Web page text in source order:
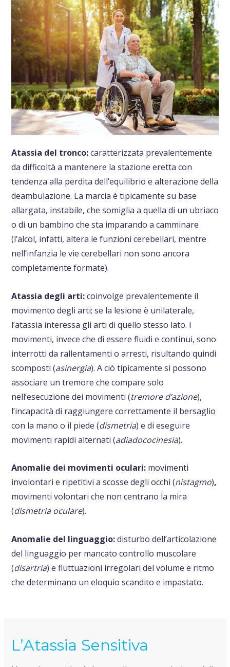
Atassia del tronco:caratterizzata prevalentemente
da difficoltà a mantenere la stazione eretta con
tendenza alla perdita dell’equilibrio e alterazione della
deambulazione. La marcia è tipicamente su base
allargata, instabile, che somiglia a quella di un ubriaco
o di un bambino che sta imparando a camminare
(l’alcol, infatti, altera le funzioni cerebellari, mentre
nell’infanzia le vie cerebellari non sono ancora
completamente formate).
Atassia degli arti:coinvolge prevalentemente il
movimento degli arti; se la lesione è unilaterale,
l’atassia interessa gli arti di quello stesso lato. I
movimenti, invece che di essere fluidi e continui, sono
interrotti da rallentamenti o arresti, risultando quindi
scomposti (asinergia). A ciò tipicamente si possono
associare un tremore che compare solo
nell’esecuzione dei movimenti (tremore d’azione),
l’incapacità di raggiungere correttamente il bersaglio
con la mano o il piede (dismetria) e di eseguire
movimenti rapidi alternati (adiadococinesia).
Anomalie dei movimenti oculari: movimenti
involontari e ripetitivi a scosse degli occhi (nistagmo),
movimenti volontari che non centrano la mira
(dismetria oculare).
Anomalie del linguaggio:disturbo dell’articolazione
del linguaggio per mancato controllo muscolare
(disartria) e fluttuazioni irregolari del volume e ritmo
che determinano un eloquio scandito e impastato.
L’Atassia Sensitiva